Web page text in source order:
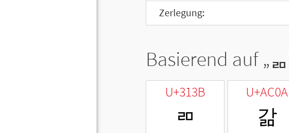
Zerlegung:
Basierend auf „ᆱ
U+313B
ㄻ
U+AC0A
갊